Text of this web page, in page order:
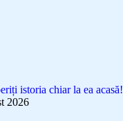
istoria chiar la ea acasă!
2026